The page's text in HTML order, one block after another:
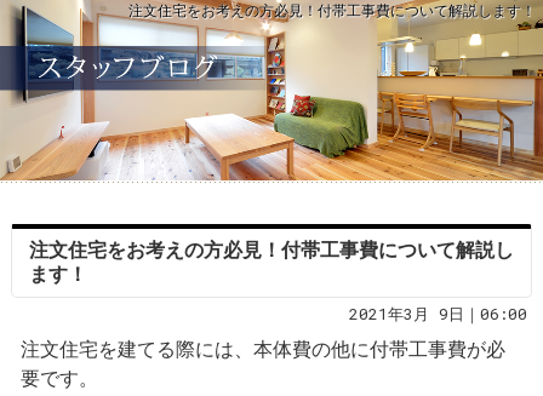
注文住宅をお考えの方必見！付帯工事費について解説します！
注文住宅をお考えの方必見！付帯工事費について解説し
ます！
2021年3月 9日｜06:00
注文住宅を建てる際には、本体費の他に付帯工事費が必
要です。